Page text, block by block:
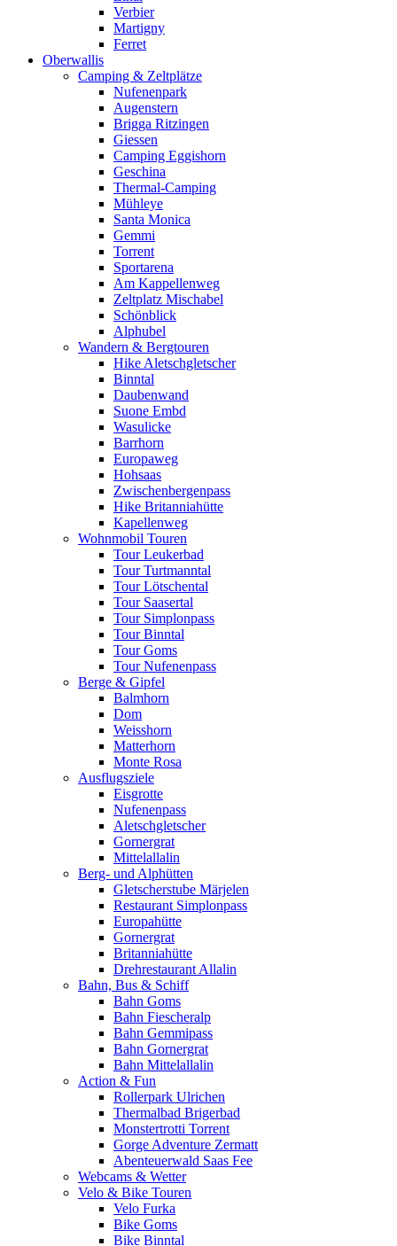
Verbier
Martigny
Ferret
Oberwallis
Camping & Zeltplätze
Nufenenpark
Augenstern
Brigga Ritzingen
Giessen
Camping Eggishorn
Geschina
Thermal-Camping
Mühleye
Santa Monica
Gemmi
Torrent
Sportarena
Am Kappellenweg
Zeltplatz Mischabel
Schönblick
Alphubel
Wandern & Bergtouren
Hike Aletschgletscher
Binntal
Daubenwand
Suone Embd
Wasulicke
Barrhorn
Europaweg
Hohsaas
Zwischenbergenpass
Hike Britanniahütte
Kapellenweg
Wohnmobil Touren
Tour Leukerbad
Tour Turtmanntal
Tour Lötschental
Tour Saasertal
Tour Simplonpass
Tour Binntal
Tour Goms
Tour Nufenenpass
Berge & Gipfel
Balmhorn
Dom
Weisshorn
Matterhorn
Monte Rosa
Ausflugsziele
Eisgrotte
Nufenenpass
Aletschgletscher
Gornergrat
Mittelallalin
Berg- und Alphütten
Gletscherstube Märjelen
Restaurant Simplonpass
Europahütte
Gornergrat
Britanniahütte
Drehrestaurant Allalin
Bahn, Bus & Schiff
Bahn Goms
Bahn Fiescheralp
Bahn Gemmipass
Bahn Gornergrat
Bahn Mittelallalin
Action & Fun
Rollerpark Ulrichen
Thermalbad Brigerbad
Monstertrotti Torrent
Gorge Adventure Zermatt
Abenteuerwald Saas Fee
Webcams & Wetter
Velo & Bike Touren
Velo Furka
Bike Goms
Bike Binntal